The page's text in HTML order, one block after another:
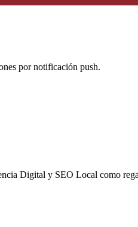
por notificación push.
Digital y SEO Local como